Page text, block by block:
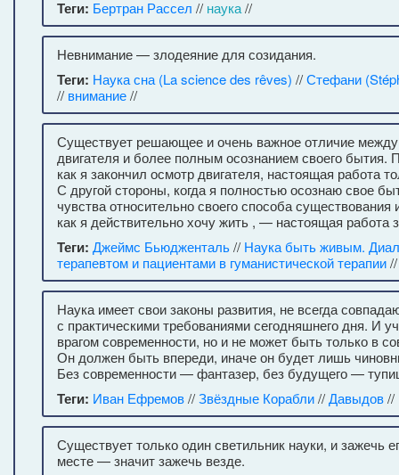
Теги: Бертран Рассел // наука//
Невнимание — злодеяние для созидания.
Теги: Наука сна (La science des rêves) //Стефани
// внимание//
Существует решающее и очень важное отличие
двигателя и более полным осознанием своего бытия.
как я закончил осмотр двигателя, настоящая работа
С другой стороны, когда я полностью осознаю свое
чувства относительно своего способа существования
как я действительно хочу жить , — настоящая работа
Теги: Джеймс Бьюдженталь// Наука быть живым.
терапевтом и пациентами в гуманистической терапии
Наука имеет свои законы развития, не всегда
с практическими требованиями сегодняшнего дня. И
врагом современности, но и не может быть только в
Он должен быть впереди, иначе он будет лишь
Без современности — фантазер, без будущего —
Теги: Иван Ефремов//Звёздные Корабли//Давыдов//
Существует только один светильник науки, и зажечь
месте — значит зажечь везде.